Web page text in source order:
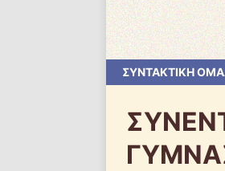
ΣΥΝΤΑΚΤΙΚΗ